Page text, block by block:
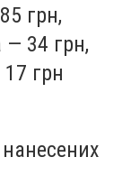
грн,
— 34 грн,
грн